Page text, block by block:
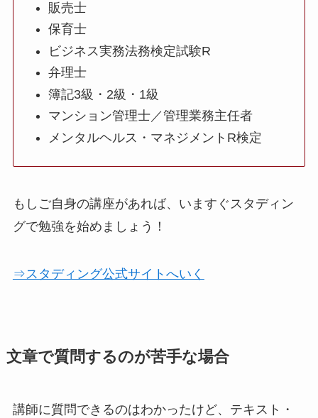
販売士
保育士
ビジネス実務法務検定試験R
弁理士
簿記3級・2級・1級
マンション管理士／管理業務主任者
メンタルヘルス・マネジメントR検定
もしご自身の講座があれば、いますぐスタディン
グで勉強を始めましょう！
⇒スタディング公式サイトへいく
文章で質問するのが苦手な場合
講師に質問できるのはわかったけど、テキスト・